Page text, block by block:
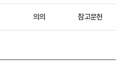
의의 참고문헌